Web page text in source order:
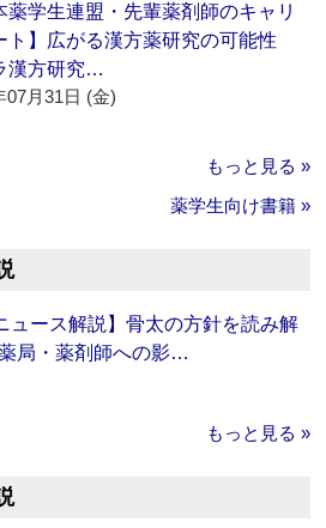
薬学生連盟・先輩薬剤師のキャリ
ト】広がる漢方薬研究の可能性
漢方研究…
07月31日 (金)
もっと見る »
薬学生向け書籍 »
ュース解説】骨太の方針を読み解
局・薬剤師への影…
もっと見る »